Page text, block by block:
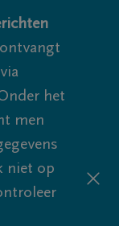
het
men
niet op